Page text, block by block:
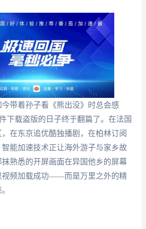
带着孙子看《熊出没》时总会感
下载盗版的日子终于翻篇了。在法国
在东京追优酷独播剧，在柏林订阅
能加速技术正让海外游子与家乡故
熟悉的开屏画面在异国他乡的屏幕
视频加载成功——而是万里之外的精